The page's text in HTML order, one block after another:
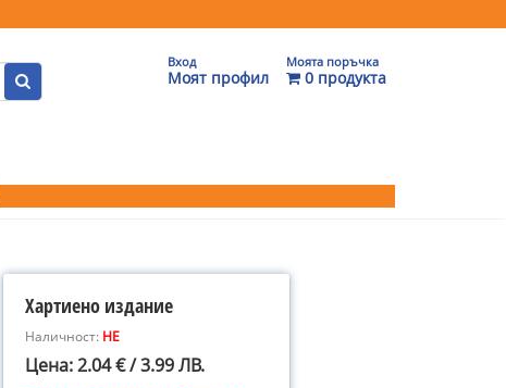
Вход
Моят профил
Моята поръчка
0 продукта
Хартиено издание
Наличност: НЕ
Цена: 2.04 € / 3.99 ЛВ.